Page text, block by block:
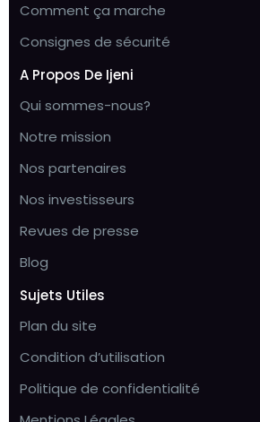
Comment ça marche
Consignes de sécurité
A Propos De Ijeni
Qui sommes-nous?
Notre mission
Nos partenaires
Nos investisseurs
Revues de presse
Blog
Sujets Utiles
Plan du site
Condition d’utilisation
Politique de confidentialité